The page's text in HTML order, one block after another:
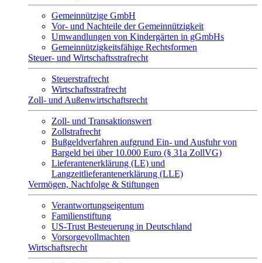
Gemeinnützige GmbH
Vor- und Nachteile der Gemeinnützigkeit
Umwandlungen von Kindergärten in gGmbHs
Gemeinnützigkeitsfähige Rechtsformen
Steuer- und Wirtschaftsstrafrecht
Steuerstrafrecht
Wirtschaftsstrafrecht
Zoll- und Außenwirtschaftsrecht
Zoll- und Transaktionswert
Zollstrafrecht
Bußgeldverfahren aufgrund Ein- und Ausfuhr von
Bargeld bei über 10.000 Euro (§ 31a ZollVG)
Lieferantenerklärung (LE) und
Langzeitlieferantenerklärung (LLE)
Vermögen, Nachfolge & Stiftungen
Verantwortungseigentum
Familienstiftung
US-Trust Besteuerung in Deutschland
Vorsorgevollmachten
Wirtschaftsrecht